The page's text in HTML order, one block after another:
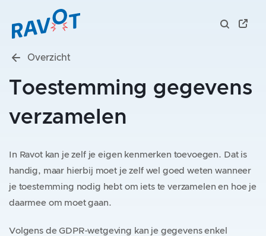
Overzicht
Toestemming gegevens
verzamelen
In Ravot kan je zelf je eigen kenmerken toevoegen. Dat is
handig, maar hierbij moet je zelf wel goed weten wanneer
je toestemming nodig hebt om iets te verzamelen en hoe je
daarmee om moet gaan.
Volgens de GDPR-wetgeving kan je gegevens enkel